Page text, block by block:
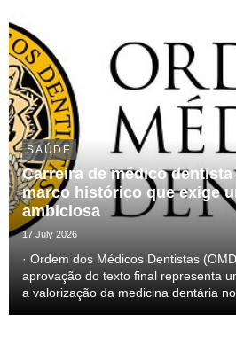
SAÚDE
Carreira de médico dentista
marco histórico que exige
ambiciosa
17 July 2026
· Ordem dos Médicos Dentistas
aprovação do texto final representa
a valorização da medicina dentária